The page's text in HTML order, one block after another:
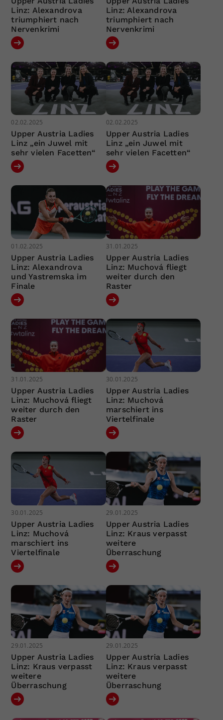
Linz: Alexandrova
triumphiert nach
Nervenkrimi
Linz: Alexandrova
triumphiert nach
Nervenkrimi
02.02.2025
Upper Austria Ladies
Linz „ein Juwel mit
sehr vielen Facetten“
02.02.2025
Upper Austria Ladies
Linz „ein Juwel mit
sehr vielen Facetten“
01.02.2025
Upper Austria Ladies
Linz: Alexandrova
und Yastremska im
Finale
31.01.2025
Upper Austria Ladies
Linz: Muchová fliegt
weiter durch den
Raster
31.01.2025
Upper Austria Ladies
Linz: Muchová fliegt
weiter durch den
Raster
30.01.2025
Upper Austria Ladies
Linz: Muchová
marschiert ins
Viertelfinale
30.01.2025
Upper Austria Ladies
Linz: Muchová
marschiert ins
Viertelfinale
29.01.2025
Upper Austria Ladies
Linz: Kraus verpasst
weitere
Überraschung
29.01.2025
Upper Austria Ladies
Linz: Kraus verpasst
weitere
Überraschung
29.01.2025
Upper Austria Ladies
Linz: Kraus verpasst
weitere
Überraschung